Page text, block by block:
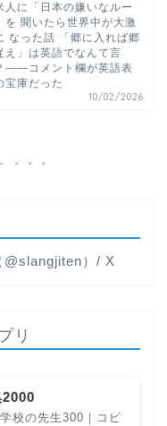
人に「日本の嫌いなルー
を 聞いたら世界中が大激
なった話 「郷に入れば郷
え」は英語でなんて言
——コメント欄が英語表
宝庫だった
10/02/2026
@slangjiten）/ X
リ
校の先生300｜コピ